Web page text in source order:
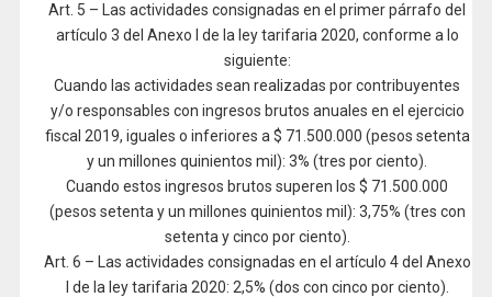
Art. 5 – Las actividades consignadas en el primer párrafo del
artículo 3 del Anexo I de la ley tarifaria 2020, conforme a lo
siguiente:
Cuando las actividades sean realizadas por contribuyentes
y/o responsables con ingresos brutos anuales en el ejercicio
fiscal 2019, iguales o inferiores a $ 71.500.000 (pesos setenta
y un millones quinientos mil): 3% (tres por ciento).
Cuando estos ingresos brutos superen los $ 71.500.000
(pesos setenta y un millones quinientos mil): 3,75% (tres con
setenta y cinco por ciento).
Art. 6 – Las actividades consignadas en el artículo 4 del Anexo
I de la ley tarifaria 2020: 2,5% (dos con cinco por ciento).